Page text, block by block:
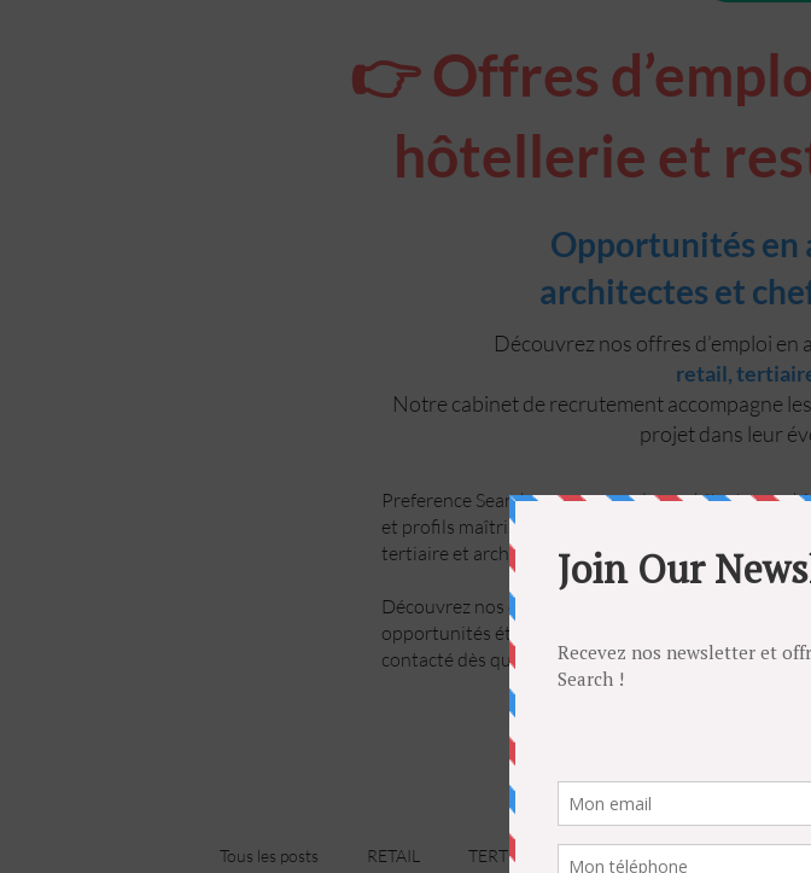
👉 Offres
hôtellerie et
Opportunités
architectes et
Découvrez nos offres d’emploi en
retail,
Notre cabinet de recrutement accompagne
projet dans leur
Preference Search accompagne les architectes,
et profils maîtrise d’œuvre dans leur recherche
tertiaire et architecture intérieure.
Découvrez nos offres d’emploi en CDI, CDD à
opportunités étant confidentielles, vous pouvez
contacté dès qu’un poste correspond à votre profil.
Tous les posts RETAIL TERTIAIRE LUXE